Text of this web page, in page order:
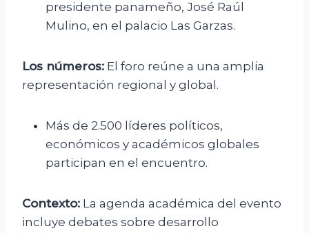
presidente panameño, José Raúl
Mulino, en el palacio Las Garzas.
Los números: El foro reúne a una amplia
representación regional y global.
Más de 2.500 líderes políticos,
económicos y académicos globales
participan en el encuentro.
Contexto: La agenda académica del evento
incluye debates sobre desarrollo